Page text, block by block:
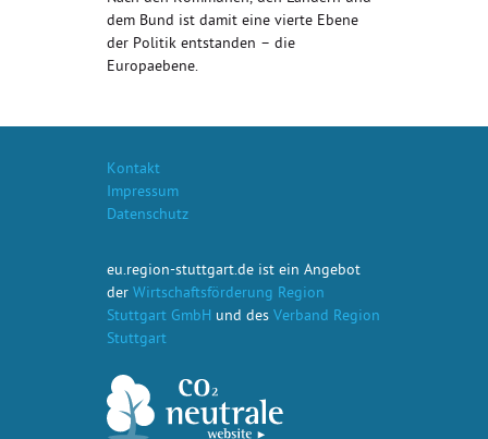
dem Bund ist damit eine vierte Ebene
der Politik entstanden – die
Europaebene.
Kontakt
Impressum
Datenschutz
eu.region-stuttgart.de ist ein Angebot
der Wirtschaftsförderung Region
Stuttgart GmbH und des Verband Region
Stuttgart